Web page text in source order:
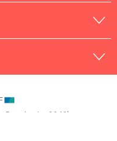
(nr. 0042) og